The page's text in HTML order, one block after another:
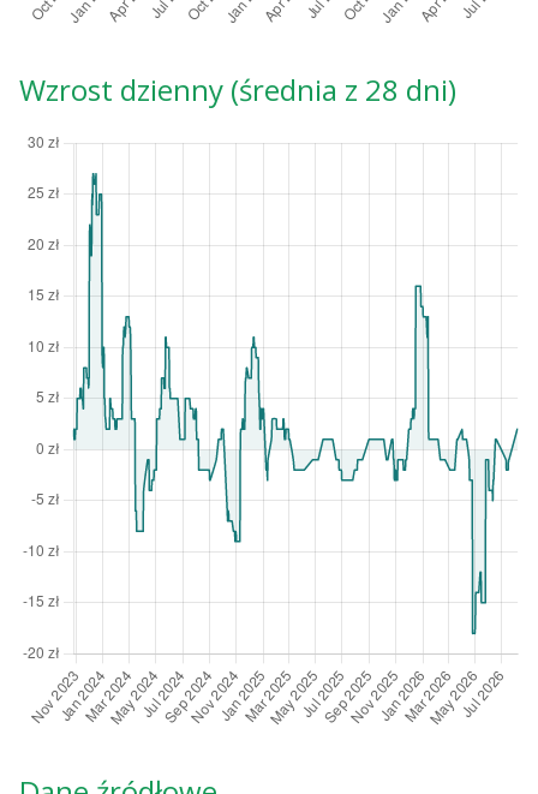
Wzrost dzienny (średnia z 28 dni)